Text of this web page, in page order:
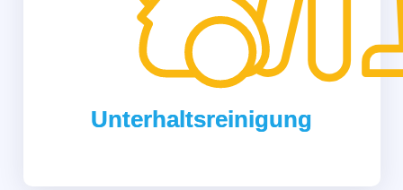
Unterhaltsreinigung